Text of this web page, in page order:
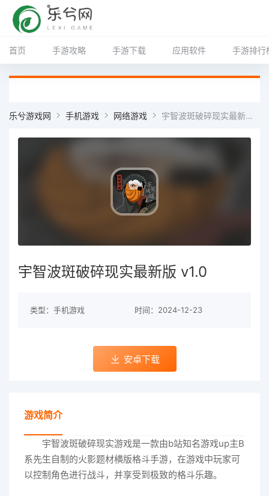
首页 手游攻略 手游下载 应用软件 手游排行
乐兮游戏网 手机游戏 网络游戏 宇智波斑破碎现实最新版 v1.0
宇智波斑破碎现实最新版 v1.0
类型：手机游戏 时间：2024-12-23
安卓下载
游戏简介
宇智波斑破碎现实游戏是一款由b站知名游戏up主B
系先生自制的火影题材横版格斗手游，在游戏中玩家可
以控制角色进行战斗，并享受到极致的格斗乐趣。